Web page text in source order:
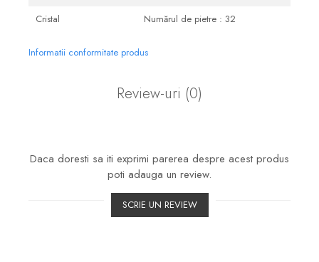
Cristal
Numărul de pietre : 32
Informatii conformitate produs
Review-uri (0)
Daca doresti sa iti exprimi parerea despre acest produs
poti adauga un review.
SCRIE UN REVIEW